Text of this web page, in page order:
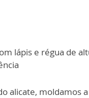
lápis e régua de
alicate, moldamos